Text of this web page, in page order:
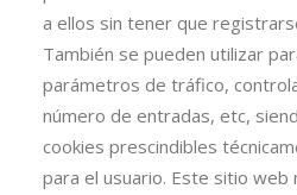
a ellos sin tener que
También se pueden utilizar
parámetros de tráfico,
número de entradas, etc,
cookies prescindibles
para el usuario. Este sitio web